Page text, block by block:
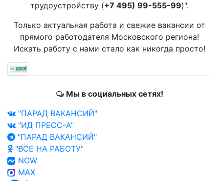
трудоустройству (+7 495) 99-555-99)".
Только актуальная работа и свежие вакансии от
прямого работодателя Московского региона!
Искать работу с нами стало как никогда просто!
Мы в социальных сетях!
"ПАРАД ВАКАНСИЙ"
"ИД ПРЕСС-А"
"ПАРАД ВАКАНСИЙ"
"ВСЕ НА РАБОТУ"
NOW
MAX